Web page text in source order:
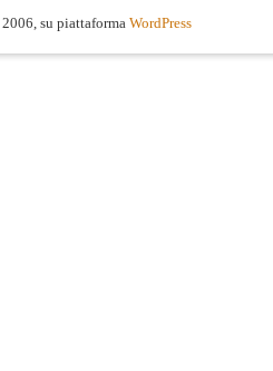
2006, su piattaforma WordPress